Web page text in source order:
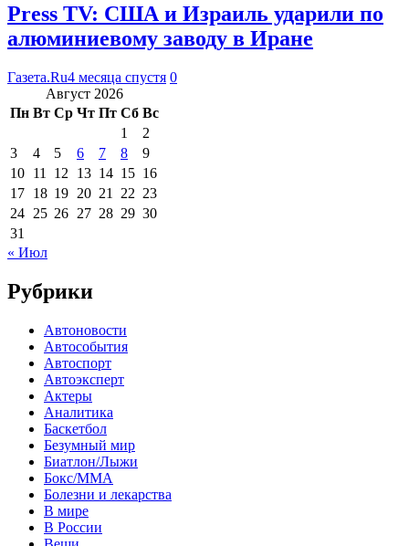
Press TV: США и Израиль ударили по
алюминиевому заводу в Иране
Газета.Ru4 месяца спустя 0
Август 2026
Пн Вт Ср Чт Пт Сб Вс
1
2
3
4 5 6 7 8
9
10 11 12 13 14 15 16
17 18 19 20 21 22 23
24 25 26 27 28 29 30
31
« Июл
Рубрики
Автоновости
Автособытия
Автоспорт
Автоэксперт
Актеры
Аналитика
Баскетбол
Безумный мир
Биатлон/Лыжи
Бокс/MMA
Болезни и лекарства
В мире
В России